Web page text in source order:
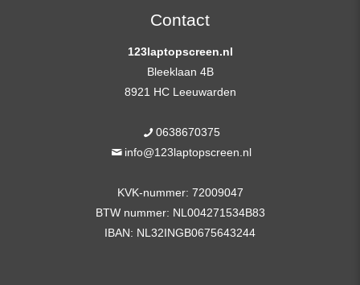
Contact
123laptopscreen.nl
Bleeklaan 4B
8921 HC Leeuwarden
0638670375
info@123laptopscreen.nl
KVK-nummer: 72009047
BTW nummer: NL004271534B83
IBAN: NL32INGB0675643244